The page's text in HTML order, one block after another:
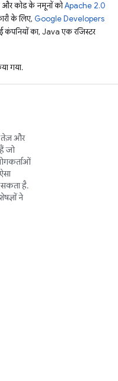
कोड के नमूनों कोApache 2.0
के लिए, Google Developers
का, Java एक रजिस्टर
गया.
तेज़ और
जो
है.
ने